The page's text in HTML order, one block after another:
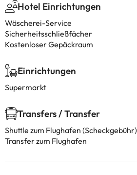
Hotel Einrichtungen
Wäscherei-Service
Sicherheitsschließfächer
Kostenloser Gepäckraum
Einrichtungen
Supermarkt
Transfers / Transfer
Shuttle zum Flughafen (Scheckgebühr)
Transfer zum Flughafen